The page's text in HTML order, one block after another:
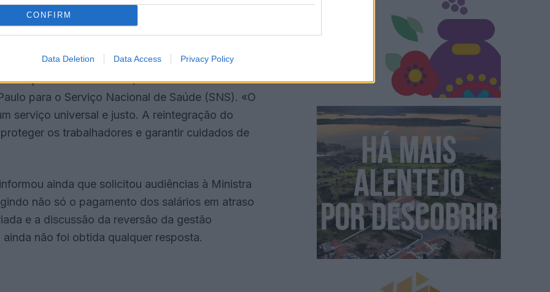
CONFIRM
Data Deletion Data Access Privacy Policy
em causa diversos serviços essenciais à
com a Santa Casa, sublinhando que «o
hospitalar». No entanto, defende como
para o Serviço Nacional de Saúde (SNS). «O
serviço universal e justo. A reintegração do
os trabalhadores e garantir cuidados de
ainda que solicitou audiências à Ministra
não só o pagamento dos salários em atraso
e a discussão da reversão da gestão
não foi obtida qualquer resposta.